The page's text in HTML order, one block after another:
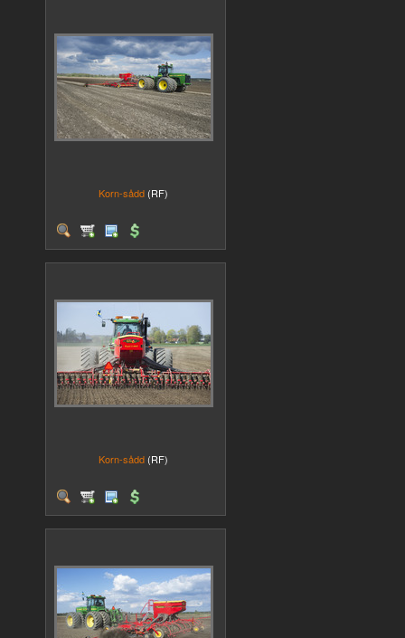
Korn-sådd (RF)
Korn-sådd (RF)